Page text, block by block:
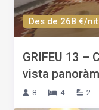
Des de 268 €/nit
GRIFEU 13 –
vista
8 4 2